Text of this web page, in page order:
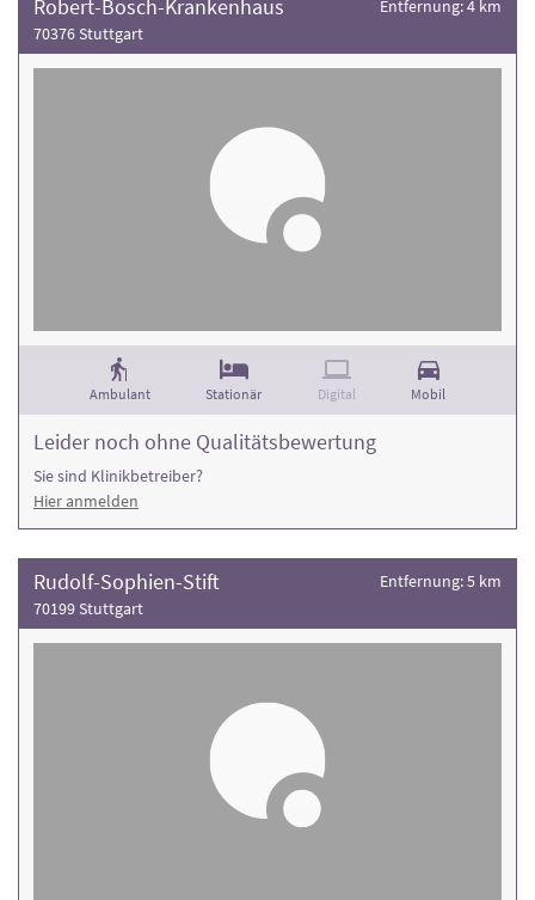
Robert-Bosch-Krankenhaus
70376 Stuttgart
Entfernung: 4 km
Ambulant Stationär Digital Mobil
Leider noch ohne Qualitätsbewertung
Sie sind Klinikbetreiber?
Hier anmelden
Rudolf-Sophien-Stift
70199 Stuttgart
Entfernung: 5 km